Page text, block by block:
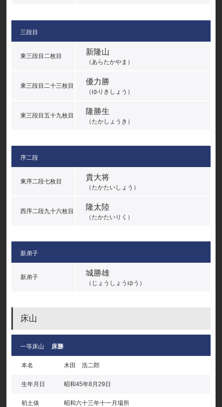
三段目
東三段目二枚目 新隆山
（あらたかやま）
東三段目二十三枚目 優力勝
（ゆりきしょう）
東三段目五十九枚目 隆勝生
（たかしょうき）
序二段
東序二段七枚目 貴大将
（たかたいしょう）
西序二段九十六枚目 隆太陸
（たかたいりく）
新弟子
新弟子 城勝雄
（じょうしょうゆう）
床山
一等床山 床勝
本名 木田 浩二郎
生年月日 昭和45年8月29日
初土俵 昭和六十三年十一月場所